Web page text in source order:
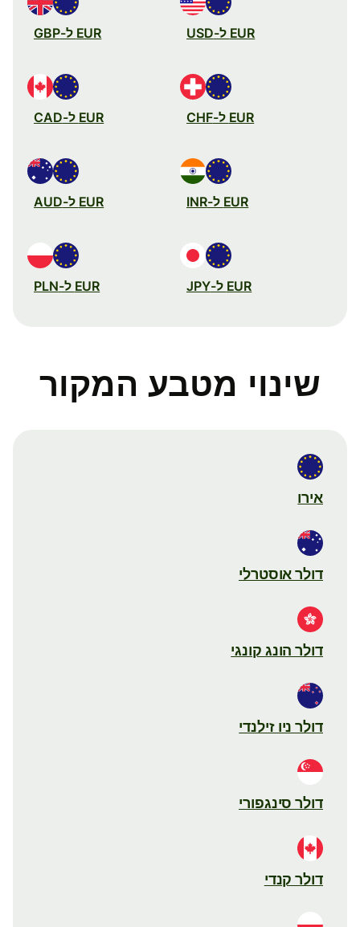
EUR ל-USD EUR ל-GBP
EUR ל-CHF EUR ל-CAD
EUR ל-INR EUR ל-AUD
EUR ל-JPY EUR ל-PLN
שינוי מטבע המקור
אירו
דולר אוסטרלי
דולר הונג קונגי
דולר ניו זילנדי
דולר סינגפורי
דולר קנדי